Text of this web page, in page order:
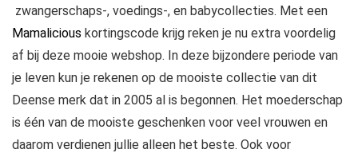
zwangerschaps-, voedings-, en babycollecties. Met een
Mamalicious kortingscode krijg reken je nu extra voordelig
af bij deze mooie webshop. In deze bijzondere periode van
je leven kun je rekenen op de mooiste collectie van dit
Deense merk dat in 2005 al is begonnen. Het moederschap
is één van de mooiste geschenken voor veel vrouwen en
daarom verdienen jullie alleen het beste. Ook voor